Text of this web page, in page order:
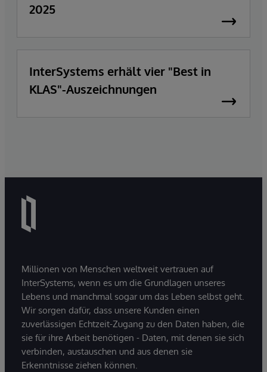
2025
InterSystems erhält vier "Best in
KLAS"-Auszeichnungen
Millionen von Menschen weltweit vertrauen auf
InterSystems, wenn es um die Grundlagen unseres
Lebens und manchmal sogar um das Leben selbst geht.
Wir sorgen dafür, dass unsere Kunden einen
zuverlässigen Echtzeit-Zugang zu den Daten haben, die
sie für ihre Arbeit benötigen - Daten, mit denen sie sich
verbinden, austauschen und aus denen sie
Erkenntnisse ziehen können.